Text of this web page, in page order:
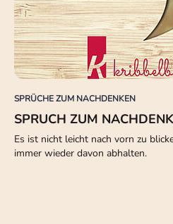
SPRÜCHE ZUM NACHDENKEN
SPRUCH ZUM
Es ist nicht leicht nach vorn zu
immer wieder davon abhalten.